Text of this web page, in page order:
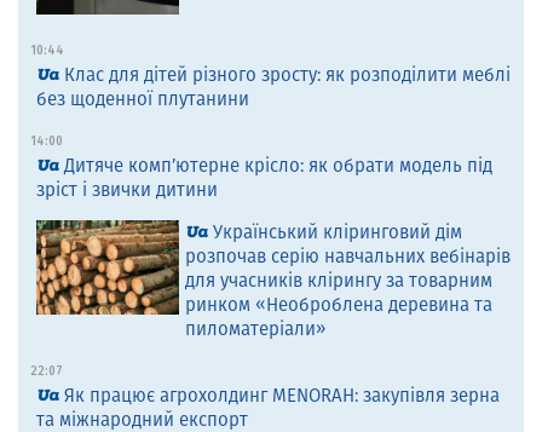
10:44
Клас для дітей різного зросту: як розподілити меблі
без щоденної плутанини
14:00
Дитяче комп’ютерне крісло: як обрати модель під
зріст і звички дитини
Український кліринговий дім
розпочав серію навчальних вебінарів
для учасників клірингу за товарним
ринком «Необроблена деревина та
пиломатеріали»
22:07
Як працює агрохолдинг MENORAH: закупівля зерна
та міжнародний експорт